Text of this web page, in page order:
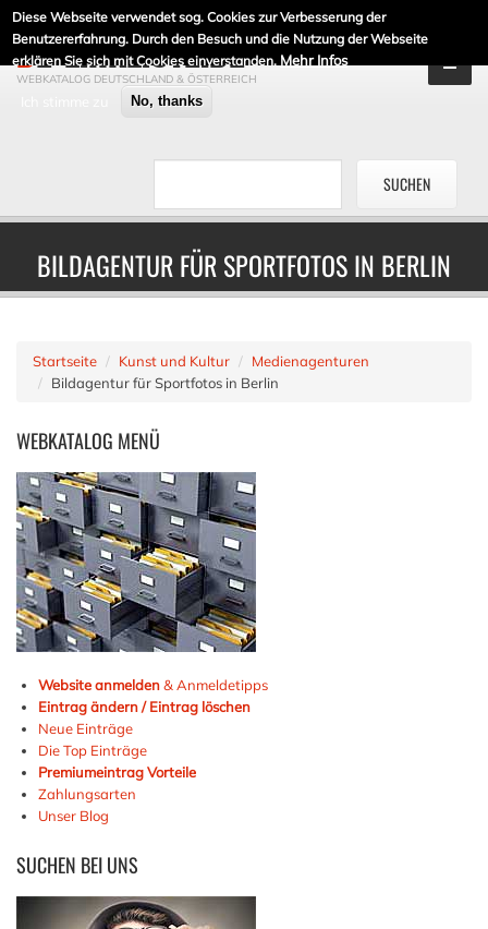
Diese Webseite verwendet sog. Cookies zur Verbesserung der
Benutzererfahrung. Durch den Besuch und die Nutzung der Webseite
erklären Sie sich mit Cookies einverstanden. Mehr Infos
No, thanks
DE-LINKLISTE.DE
WEBKATALOG DEUTSCHLAND & ÖSTERREICH
BILDAGENTUR FÜR SPORTFOTOS IN BERLIN
Startseite Kunst und Kultur
Medienagenturen
Bildagentur für Sportfotos in Berlin
WEBKATALOG MENÜ
Website anmelden& Anmeldetipps
Eintrag ändern / Eintrag löschen
Neue Einträge
Die Top Einträge
Premiumeintrag Vorteile
Zahlungsarten
Unser Blog
SUCHEN BEI UNS